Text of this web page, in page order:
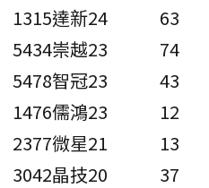
1315達新24 63
5434崇越23 74
5478智冠23 43
1476儒鴻23 12
2377微星21 13
3042晶技20 37